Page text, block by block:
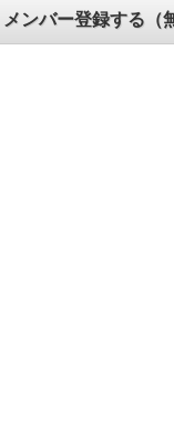
メンバー登録する（